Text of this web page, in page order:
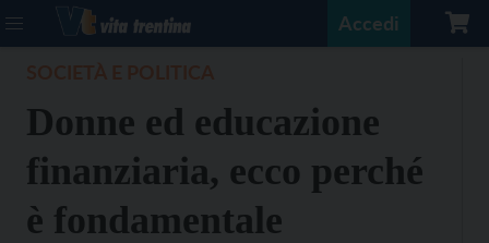
Accedi
Donne ed educazione
finanziaria, ecco perché
è fondamentale